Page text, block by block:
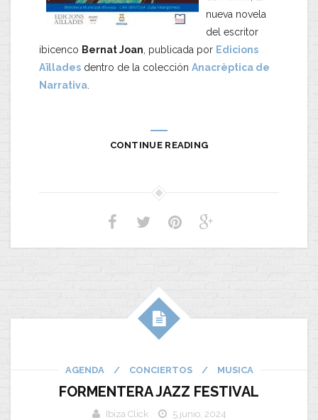
nueva novela
del escritor
ibicenco Bernat Joan , publicada por Edicions
Aïllades dentro de la colección Anacrèptica de
Narrativa
CONTINUE READING
AGENDA / CONCIERTOS / MUSICA
FORMENTERA JAZZ FESTIVAL
Ibiza Click
5 junio, 2024